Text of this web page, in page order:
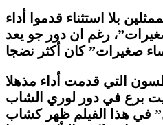
بلا استثناء قدموا أداء
رغم ان دور جو يعد
التي قدمت أداء مذهلا
برع في دور لوري الشاب
في هذا الفيلم ظهر كشاب